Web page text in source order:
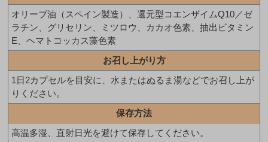
オリーブ油（スペイン製造）、還元型コエンザイムQ10／ゼ
ラチン、グリセリン、ミツロウ、カカオ色素、抽出ビタミン
E、ヘマトコッカス藻色素
お召し上がり方
1日2カプセルを目安に、水またはぬるま湯などでお召し上が
りください。
保存方法
高温多湿、直射日光を避けて保存してください。